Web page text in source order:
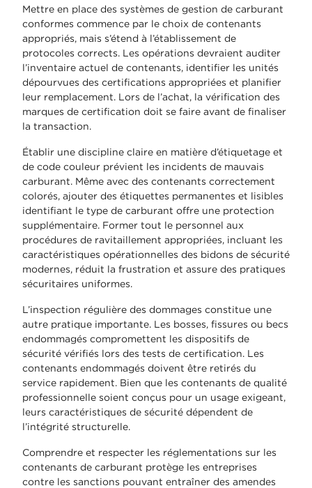
Mettre en place des systèmes de gestion de carburant
conformes commence par le choix de contenants
appropriés, mais s’étend à l’établissement de
protocoles corrects. Les opérations devraient auditer
l’inventaire actuel de contenants, identifier les unités
dépourvues des certifications appropriées et planifier
leur remplacement. Lors de l’achat, la vérification des
marques de certification doit se faire avant de finaliser
la transaction.
Établir une discipline claire en matière d’étiquetage et
de code couleur prévient les incidents de mauvais
carburant. Même avec des contenants correctement
colorés, ajouter des étiquettes permanentes et lisibles
identifiant le type de carburant offre une protection
supplémentaire. Former tout le personnel aux
procédures de ravitaillement appropriées, incluant les
caractéristiques opérationnelles des bidons de sécurité
modernes, réduit la frustration et assure des pratiques
sécuritaires uniformes.
L’inspection régulière des dommages constitue une
autre pratique importante. Les bosses, fissures ou becs
endommagés compromettent les dispositifs de
sécurité vérifiés lors des tests de certification. Les
contenants endommagés doivent être retirés du
service rapidement. Bien que les contenants de qualité
professionnelle soient conçus pour un usage exigeant,
leurs caractéristiques de sécurité dépendent de
l’intégrité structurelle.
Comprendre et respecter les réglementations sur les
contenants de carburant protège les entreprises
contre les sanctions pouvant entraîner des amendes